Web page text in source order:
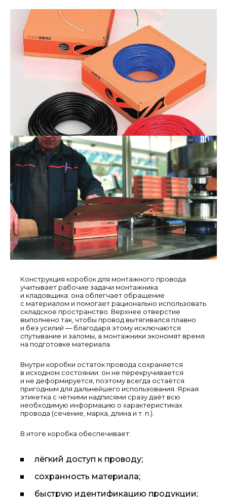
Конструкция коробок для монтажного провода
учитывает рабочие задачи монтажника
и кладовщика: она облегчает обращение
с материалом и помогает рационально использовать
складское пространство. Верхнее отверстие
выполнено так, чтобы провод вытягивался плавно
и без усилий — благодаря этому исключаются
спутывание и заломы, а монтажники экономят время
на подготовке материала.
Внутри коробки остаток провода сохраняется
в исходном состоянии: он не перекручивается
и не деформируется, поэтому всегда остаётся
пригодным для дальнейшего использования. Яркая
этикетка с чёткими надписями сразу даёт всю
необходимую информацию о характеристиках
провода (сечение, марка, длина и т. п.).
В итоге коробка обеспечивает:
лёгкий доступ к проводу;
сохранность материала;
быструю идентификацию продукции;